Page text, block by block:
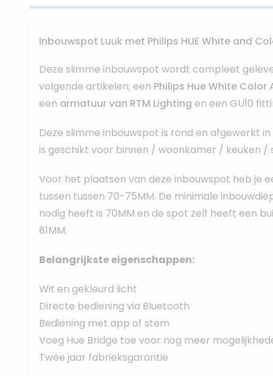
Inbouwspot Luuk met Philips HUE White and
Deze slimme inbouwspot wordt compleet
volgende artikelen; een Philips Hue White Color
een armatuur van RTM Lighting en een GU10
Deze slimme inbouwspot is rond en afgewerkt
is geschikt voor binnen / woonkamer / keuken /
Voor het plaatsen van deze inbouwspot heb je
tussen tussen 70-75MM. De minimale
nodig heeft is 70MM en de spot zelf heeft een
81MM.
Belangrijkste eigenschappen:
Wit en gekleurd licht
Directe bediening via Bluetooth
Bediening met app of stem
Voeg Hue Bridge toe voor nog meer
Twee jaar fabrieksgarantie